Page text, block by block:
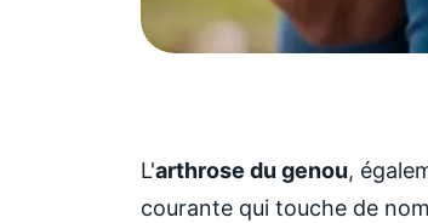
L'arthrose du genou,
courante qui touche de